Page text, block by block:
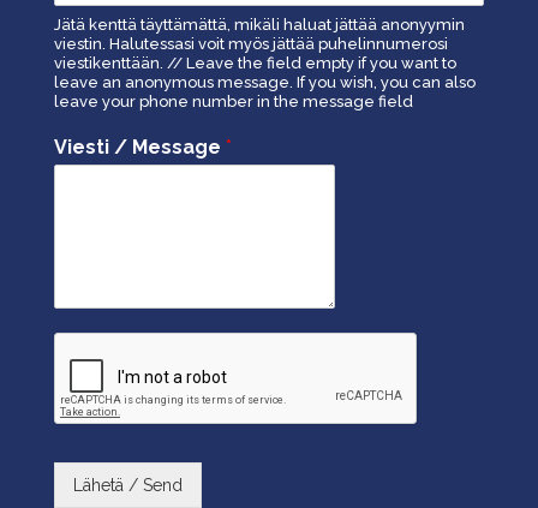
Jätä kenttä täyttämättä, mikäli haluat jättää anonyymin
viestin. Halutessasi voit myös jättää puhelinnumerosi
viestikenttään. // Leave the field empty if you want to
leave an anonymous message. If you wish, you can also
leave your phone number in the message field
Viesti / Message *
Lähetä / Send